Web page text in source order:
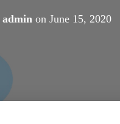
admin on June 15, 2020